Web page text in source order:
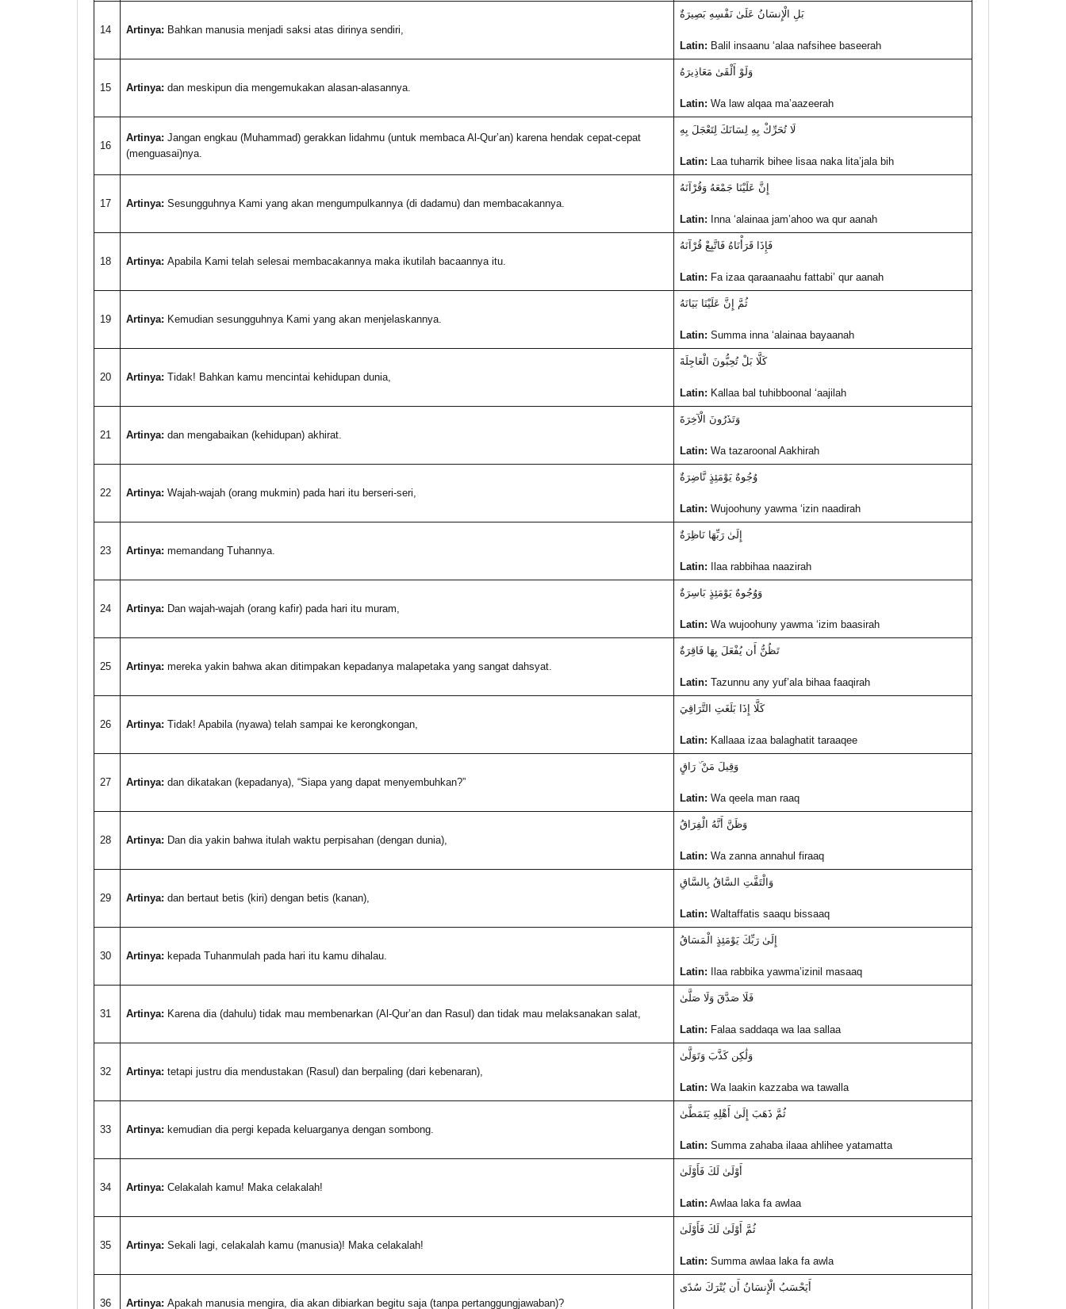
14 Artinya: Bahkan manusia menjadi saksi atas dirinya sendiri,
بَلِ الْإِنسَانُ عَلَىٰ نَفْسِهِ بَصِيرَةٌ
Latin: Balil insaanu ‘alaa nafsihee baseerah
15 Artinya: dan meskipun dia mengemukakan alasan-alasannya.
وَلَوْ أَلْقَىٰ مَعَاذِيرَهُ
Latin: Wa law alqaa ma’aazeerah
16
Artinya: Jangan engkau (Muhammad) gerakkan lidahmu (untuk membaca Al-Qur’an) karena hendak cepat-cepat
(menguasai)nya.
لَا تُحَرِّكْ بِهِ لِسَانَكَ لِتَعْجَلَ بِهِ
Latin: Laa tuharrik bihee lisaa naka lita’jala bih
17 Artinya: Sesungguhnya Kami yang akan mengumpulkannya (di dadamu) dan membacakannya.
إِنَّ عَلَيْنَا جَمْعَهُ وَقُرْآنَهُ
Latin: Inna ‘alainaa jam’ahoo wa qur aanah
18 Artinya: Apabila Kami telah selesai membacakannya maka ikutilah bacaannya itu.
فَإِذَا قَرَأْنَاهُ فَاتَّبِعْ قُرْآنَهُ
Latin: Fa izaa qaraanaahu fattabi’ qur aanah
19 Artinya: Kemudian sesungguhnya Kami yang akan menjelaskannya.
ثُمَّ إِنَّ عَلَيْنَا بَيَانَهُ
Latin: Summa inna ‘alainaa bayaanah
20 Artinya: Tidak! Bahkan kamu mencintai kehidupan dunia,
كَلَّا بَلْ تُحِبُّونَ الْعَاجِلَةَ
Latin: Kallaa bal tuhibboonal ‘aajilah
21 Artinya: dan mengabaikan (kehidupan) akhirat.
وَتَذَرُونَ الْآخِرَةَ
Latin: Wa tazaroonal Aakhirah
22 Artinya: Wajah-wajah (orang mukmin) pada hari itu berseri-seri,
وُجُوهٌ يَوْمَئِذٍ نَّاضِرَةٌ
Latin: Wujoohuny yawma ‘izin naadirah
23 Artinya: memandang Tuhannya.
إِلَىٰ رَبِّهَا نَاظِرَةٌ
Latin: Ilaa rabbihaa naazirah
24 Artinya: Dan wajah-wajah (orang kafir) pada hari itu muram,
وَوُجُوهٌ يَوْمَئِذٍ بَاسِرَةٌ
Latin: Wa wujoohuny yawma ‘izim baasirah
25 Artinya: mereka yakin bahwa akan ditimpakan kepadanya malapetaka yang sangat dahsyat.
تَظُنُّ أَن يُفْعَلَ بِهَا فَاقِرَةٌ
Latin: Tazunnu any yuf’ala bihaa faaqirah
26 Artinya: Tidak! Apabila (nyawa) telah sampai ke kerongkongan,
كَلَّا إِذَا بَلَغَتِ التَّرَاقِيَ
Latin: Kallaaa izaa balaghatit taraaqee
27 Artinya: dan dikatakan (kepadanya), “Siapa yang dapat menyembuhkan?”
وَقِيلَ مَنْ ۜ رَاقٍ
Latin: Wa qeela man raaq
28 Artinya: Dan dia yakin bahwa itulah waktu perpisahan (dengan dunia),
وَظَنَّ أَنَّهُ الْفِرَاقُ
Latin: Wa zanna annahul firaaq
29 Artinya: dan bertaut betis (kiri) dengan betis (kanan),
وَالْتَفَّتِ السَّاقُ بِالسَّاقِ
Latin: Waltaffatis saaqu bissaaq
30 Artinya: kepada Tuhanmulah pada hari itu kamu dihalau.
إِلَىٰ رَبِّكَ يَوْمَئِذٍ الْمَسَاقُ
Latin: Ilaa rabbika yawma’izinil masaaq
31 Artinya: Karena dia (dahulu) tidak mau membenarkan (Al-Qur’an dan Rasul) dan tidak mau melaksanakan salat,
فَلَا صَدَّقَ وَلَا صَلَّىٰ
Latin: Falaa saddaqa wa laa sallaa
32 Artinya: tetapi justru dia mendustakan (Rasul) dan berpaling (dari kebenaran),
وَلَٰكِن كَذَّبَ وَتَوَلَّىٰ
Latin: Wa laakin kazzaba wa tawalla
33 Artinya: kemudian dia pergi kepada keluarganya dengan sombong.
ثُمَّ ذَهَبَ إِلَىٰ أَهْلِهِ يَتَمَطَّىٰ
Latin: Summa zahaba ilaaa ahlihee yatamatta
34 Artinya: Celakalah kamu! Maka celakalah!
أَوْلَىٰ لَكَ فَأَوْلَىٰ
Latin: Awlaa laka fa awlaa
35 Artinya: Sekali lagi, celakalah kamu (manusia)! Maka celakalah!
ثُمَّ أَوْلَىٰ لَكَ فَأَوْلَىٰ
Latin: Summa awlaa laka fa awla
36 Artinya: Apakah manusia mengira, dia akan dibiarkan begitu saja (tanpa pertanggungjawaban)?
أَيَحْسَبُ الْإِنسَانُ أَن يُتْرَكَ سُدًى